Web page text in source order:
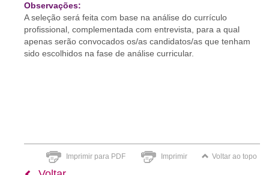
Observações:
A seleção será feita com base na análise do currículo
profissional, complementada com entrevista, para a qual
apenas serão convocados os/as candidatos/as que tenham
sido escolhidos na fase de análise curricular.
Imprimir para PDF Imprimir Voltar ao topo